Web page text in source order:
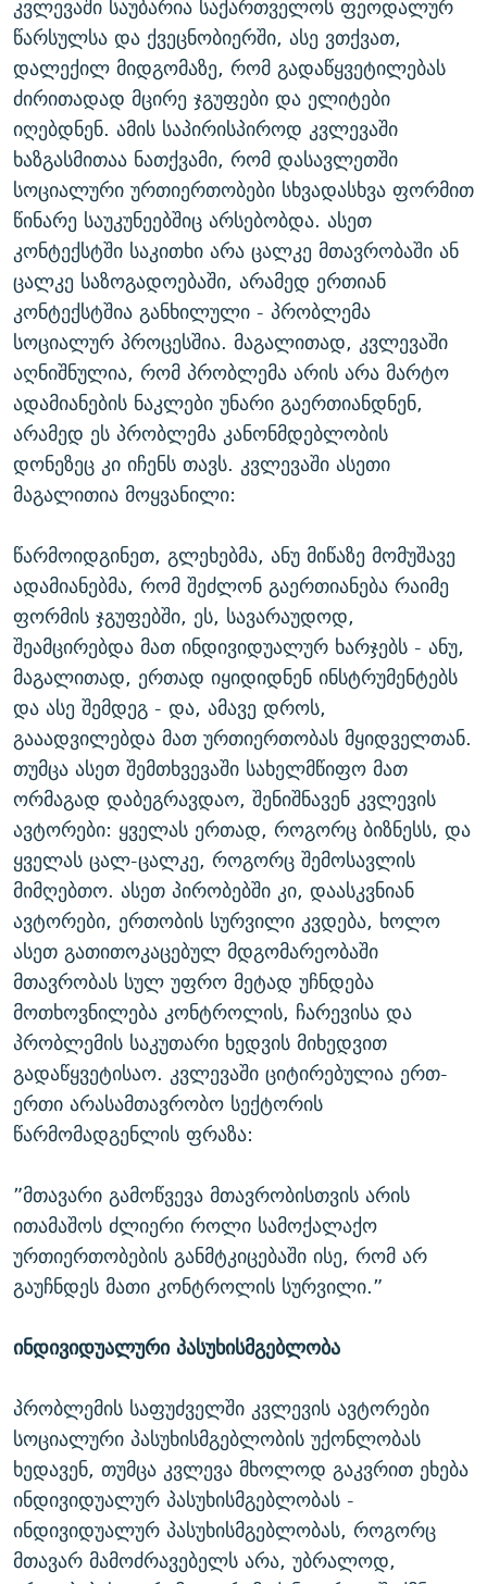
კვლევაში საუბარია საქართველოს ფეოდალურ
წარსულსა და ქვეცნობიერში, ასე ვთქვათ,
დალექილ მიდგომაზე, რომ გადაწყვეტილებას
ძირითადად მცირე ჯგუფები და ელიტები
იღებდნენ. ამის საპირისპიროდ კვლევაში
ხაზგასმითაა ნათქვამი, რომ დასავლეთში
სოციალური ურთიერთობები სხვადასხვა ფორმით
წინარე საუკუნეებშიც არსებობდა. ასეთ
კონტექსტში საკითხი არა ცალკე მთავრობაში ან
ცალკე საზოგადოებაში, არამედ ერთიან
კონტექსტშია განხილული - პრობლემა
სოციალურ პროცესშია. მაგალითად, კვლევაში
აღნიშნულია, რომ პრობლემა არის არა მარტო
ადამიანების ნაკლები უნარი გაერთიანდნენ,
არამედ ეს პრობლემა კანონმდებლობის
დონეზეც კი იჩენს თავს. კვლევაში ასეთი
მაგალითია მოყვანილი:
წარმოიდგინეთ, გლეხებმა, ანუ მიწაზე მომუშავე
ადამიანებმა, რომ შეძლონ გაერთიანება რაიმე
ფორმის ჯგუფებში, ეს, სავარაუდოდ,
შეამცირებდა მათ ინდივიდუალურ ხარჯებს - ანუ,
მაგალითად, ერთად იყიდიდნენ ინსტრუმენტებს
და ასე შემდეგ - და, ამავე დროს,
გააადვილებდა მათ ურთიერთობას მყიდველთან.
თუმცა ასეთ შემთხვევაში სახელმწიფო მათ
ორმაგად დაბეგრავდაო, შენიშნავენ კვლევის
ავტორები: ყველას ერთად, როგორც ბიზნესს, და
ყველას ცალ-ცალკე, როგორც შემოსავლის
მიმღებთო. ასეთ პირობებში კი, დაასკვნიან
ავტორები, ერთობის სურვილი კვდება, ხოლო
ასეთ გათითოკაცებულ მდგომარეობაში
მთავრობას სულ უფრო მეტად უჩნდება
მოთხოვნილება კონტროლის, ჩარევისა და
პრობლემის საკუთარი ხედვის მიხედვით
გადაწყვეტისაო. კვლევაში ციტირებულია ერთ-
ერთი არასამთავრობო სექტორის
წარმომადგენლის ფრაზა:
”მთავარი გამოწვევა მთავრობისთვის არის
ითამაშოს ძლიერი როლი სამოქალაქო
ურთიერთობების განმტკიცებაში ისე, რომ არ
გაუჩნდეს მათი კონტროლის სურვილი.”
ინდივიდუალური პასუხისმგებლობა
პრობლემის საფუძველში კვლევის ავტორები
სოციალური პასუხისმგებლობის უქონლობას
ხედავენ, თუმცა კვლევა მხოლოდ გაკვრით ეხება
ინდივიდუალურ პასუხისმგებლობას -
ინდივიდუალურ პასუხისმგებლობას, როგორც
მთავარ მამოძრავებელს არა, უბრალოდ,